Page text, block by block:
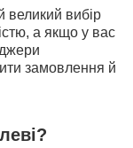
великий вибір
а якщо у вас
замовлення й